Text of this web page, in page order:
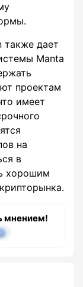
также дает
Manta
проектам
имеет
на
в
хорошим
мнением!